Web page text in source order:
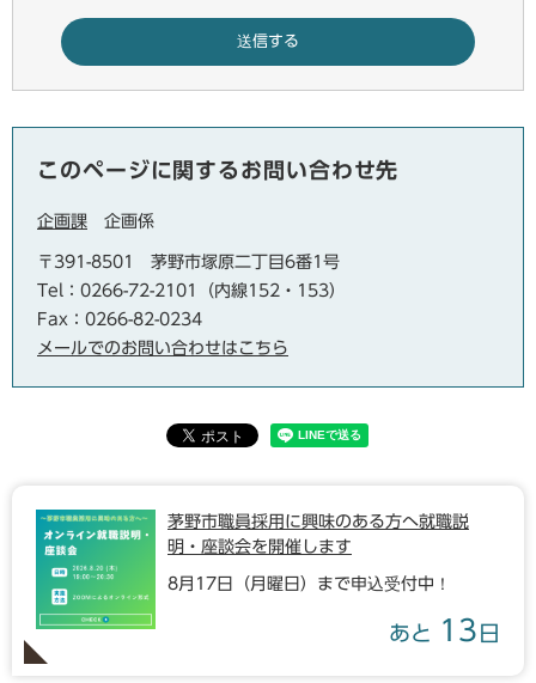
このページに関するお問い合わせ先
企画課 企画係
〒391-8501
茅野市塚原二丁目6番1号
Tel：0266-72-2101（内線152・153）
Fax：0266-82-0234
メールでのお問い合わせはこちら
茅野市職員採用に興味のある方へ就職説
明・座談会を開催します
8月17日（月曜日）まで申込受付中！
あと 13 日